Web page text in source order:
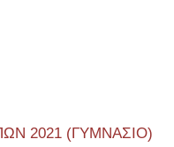
2021 (ΓΥΜΝΑΣΙΟ)